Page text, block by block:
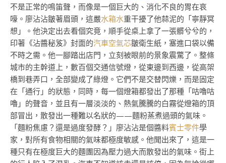
不是正常的鳴笛聲，而像是一個巨大的、消化不良的胃在哀
嚎。廖沾沾皺著眉頭，這嚴水箱水重干擾了他蒜泥的「寧靜冥
想」。他決定出去看個究竟，順手從桌上拿了一張髒兮兮的，
印著《沾醬秘笈》封面的汽車空氣芯皺衛生紙，塞進口袋以備
不時之需。他一腳踏出店門，立刻被眼前的景象震驚了。整條
城市的主幹道上，數百個交通信號燈，從東邊到西邊，從高架
橋到巷弄口，全部變成了綠燈。它們不是交替閃爍，而是固定
在「通行」的狀態，同時，每一個燈箱都發出了那種「咕嚕咕
嚕」的聲音，並且有一層淡淡的、熱氣騰騰的白霧從燈箱的頂
部冒出，散發出一種難以名狀的——麵粉蒸煮過頭的氣味。
「麵粉焦慮？還是過度發酵？」廖沾沾是個醬料賓士零件學
家，對所有食物相關的氣味都極度敏感。他聞出來了，這是一
種只有在極度巨大的麵團因為壓力過大而散發出的氣味。街上